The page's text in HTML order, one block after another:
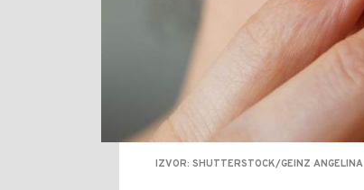
IZVOR: SHUTTERSTOCK/GEINZ ANGELINA